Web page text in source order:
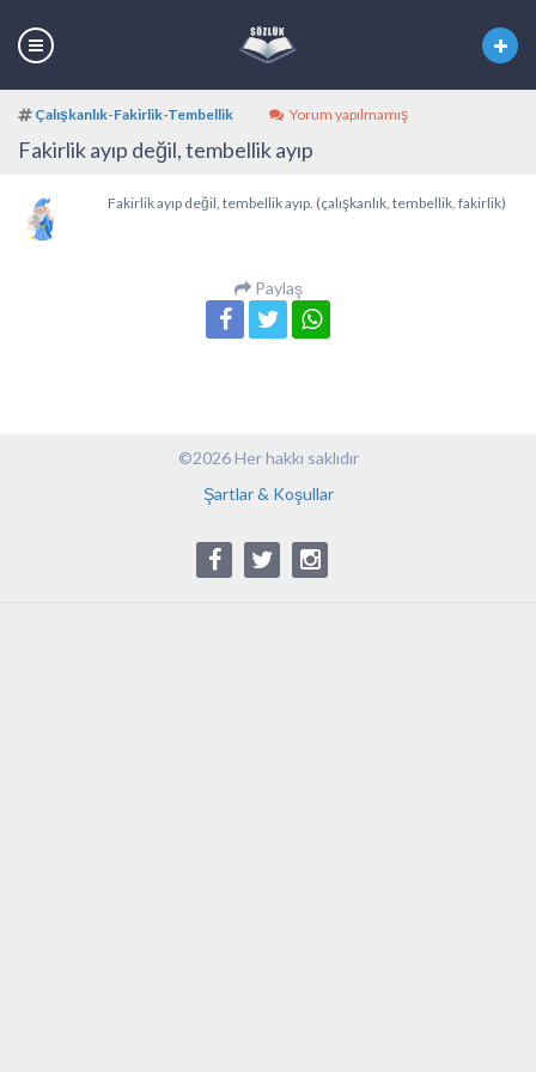
Çalışkanlık-Fakirlik-Tembellik Yorum yapılmamış
Fakirlik ayıp değil, tembellik ayıp
Fakirlik ayıp değil, tembellik ayıp. (çalışkanlık, tembellik, fakirlik)
Paylaş
©2026 Her hakkı saklıdır
Şartlar & Koşullar